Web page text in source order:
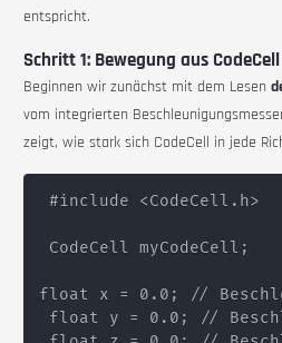
entspricht.
Schritt 1: Bewegung aus
Beginnen wir zunächst mit dem Lesen
vom integrierten
zeigt, wie stark sich CodeCell in jede
#include <CodeCell.h>
float x = 0.0; //
float y = 0.0; //